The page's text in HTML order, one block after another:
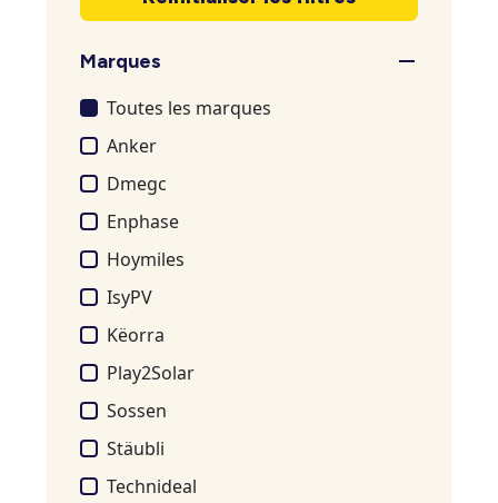
Marques
Toutes les marques
Anker
Dmegc
Enphase
Hoymiles
IsyPV
Këorra
Play2Solar
Sossen
Stäubli
Technideal